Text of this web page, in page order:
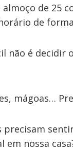
de 25
de
não é decidir
mágoas…
precisam
em nossa